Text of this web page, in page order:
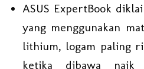
ASUS ExpertBook
yang menggunakan
lithium, logam paling
ketika dibawa